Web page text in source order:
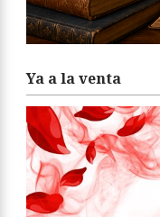
Ya a la venta